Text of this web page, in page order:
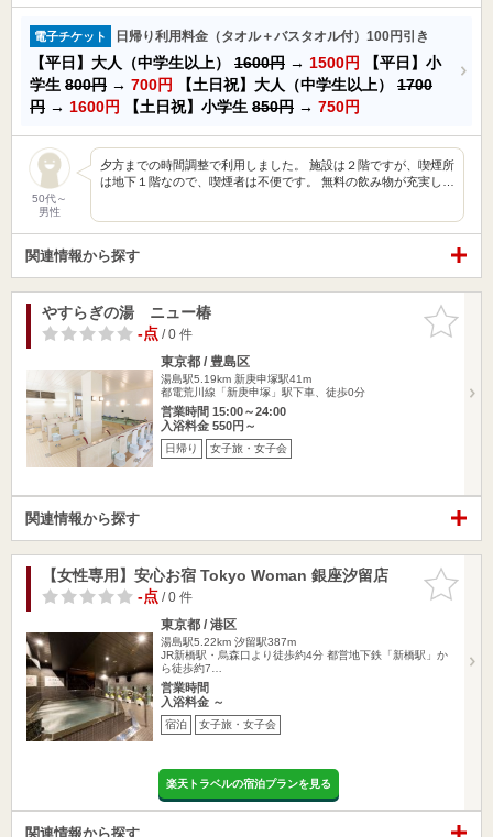
電子チケット 日帰り利用料金（タオル＋バスタオル付）100円引き
【平日】大人（中学生以上） 1600円 → 1500円
【平日】小
学生 800円 → 700円 【土日祝】大人（中学生以上） 1700
円 → 1600円 【土日祝】小学生 850円 → 750円
50代～
男性
夕方までの時間調整で利用しました。 施設は２階ですが、喫煙所
は地下１階なので、喫煙者は不便です。 無料の飲み物が充実し…
関連情報から探す
お気に入
りに追加
やすらぎの湯 ニュー椿
-点/ 0 件
東京都 / 豊島区
湯島駅5.19km 新庚申塚駅41m
都電荒川線「新庚申塚」駅下車、徒歩0分
営業時間 15:00～24:00
入浴料金 550円～
日帰り 女子旅・女子会
関連情報から探す
お気に入
りに追加
【女性専用】安心お宿 Tokyo Woman 銀座汐留店
-点/ 0 件
東京都 / 港区
湯島駅5.22km 汐留駅387m
JR新橋駅・烏森口より徒歩約4分 都営地下鉄「新橋駅」か
ら徒歩約7…
営業時間
入浴料金 ～
宿泊 女子旅・女子会
楽天トラベルの宿泊プランを見る
関連情報から探す